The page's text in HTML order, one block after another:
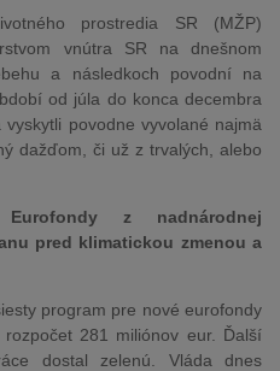
prostredia SR (MŽP)
vnútra SR na dnešnom
a následkoch povodní na
od júla do konca decembra
povodne vyvolané najmä
dažďom, či už z trvalých, alebo
Eurofondy z nadnárodnej
pred klimatickou zmenou a
program pre nové eurofondy
281 miliónov eur. Ďalší
dostal zelenú. Vláda dnes